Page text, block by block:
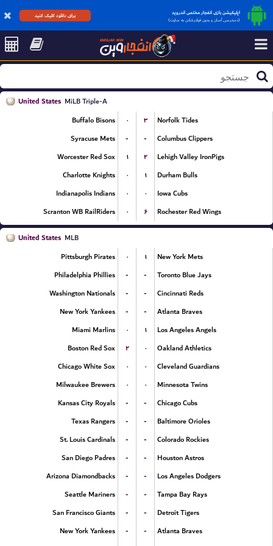
اپلیکیشن بازی انفجار مختص اندروید
(دسترسی آسان و بدون فیلترشکن به سایت)
برای دانلود کلیک کنید
United States MiLB Triple-A
Buffalo Bisons
۰ ۳
Norfolk Tides
Syracuse Mets
- -
Columbus Clippers
Worcester Red Sox
۱ ۲
Lehigh Valley IronPigs
Charlotte Knights
۰ ۱
Durham Bulls
Indianapolis Indians
۰ ۰
Iowa Cubs
Scranton WB RailRiders
۰ ۶ Rochester Red Wings
United States MLB
Pittsburgh Pirates
۰ ۱
New York Mets
Philadelphia Phillies
- -
Toronto Blue Jays
Washington Nationals
- -
Cincinnati Reds
New York Yankees
- -
Atlanta Braves
Miami Marlins
۰ ۱
Los Angeles Angels
Boston Red Sox
۲ ۰
Oakland Athletics
Chicago White Sox
۰ ۰
Cleveland Guardians
Milwaukee Brewers
۰ ۰
Minnesota Twins
Kansas City Royals
- -
Chicago Cubs
Texas Rangers
- -
Baltimore Orioles
St. Louis Cardinals
- -
Colorado Rockies
San Diego Padres
- -
Houston Astros
Arizona Diamondbacks
- -
Los Angeles Dodgers
Seattle Mariners
- -
Tampa Bay Rays
San Francisco Giants
- -
Detroit Tigers
New York Yankees
- -
Atlanta Braves